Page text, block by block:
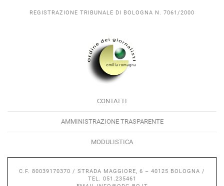
REGISTRAZIONE TRIBUNALE DI BOLOGNA N. 7061/2000
CONTATTI
AMMINISTRAZIONE TRASPARENTE
MODULISTICA
C.F. 80039170370 / STRADA MAGGIORE, 6 – 40125 BOLOGNA /
TEL. 051.235461